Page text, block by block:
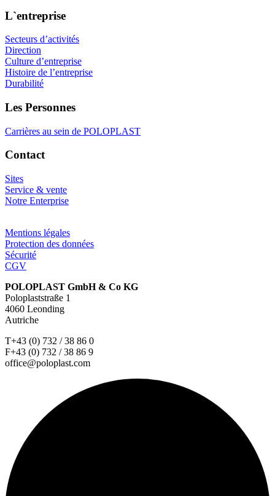
L`entreprise
Secteurs d’activités
Direction
Culture d’entreprise
Histoire de l’entreprise
Durabilité
Les Personnes
Carrières au sein de POLOPLAST
Contact
Sites
Service & vente
Notre Enterprise
Mentions légales
Protection des données
Sécurité
CGV
POLOPLAST GmbH & Co KG
Poloplaststraße 1
4060 Leonding
Autriche
T+43 (0) 732 / 38 86 0
F+43 (0) 732 / 38 86 9
office@poloplast.com